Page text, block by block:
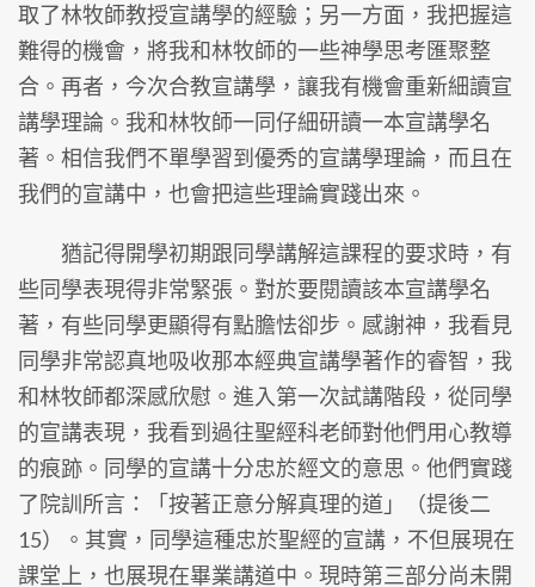
取了林牧師教授宣講學的經驗；另一方面，我把握這
難得的機會，將我和林牧師的一些神學思考匯聚整
合。再者，今次合教宣講學，讓我有機會重新細讀宣
講學理論。我和林牧師一同仔細研讀一本宣講學名
著。相信我們不單學習到優秀的宣講學理論，而且在
我們的宣講中，也會把這些理論實踐出來。
猶記得開學初期跟同學講解這課程的要求時，有
些同學表現得非常緊張。對於要閱讀該本宣講學名
著，有些同學更顯得有點膽怯卻步。感謝神，我看見
同學非常認真地吸收那本經典宣講學著作的睿智，我
和林牧師都深感欣慰。進入第一次試講階段，從同學
的宣講表現，我看到過往聖經科老師對他們用心教導
的痕跡。同學的宣講十分忠於經文的意思。他們實踐
了院訓所言：「按著正意分解真理的道」（提後二
15）。其實，同學這種忠於聖經的宣講，不但展現在
課堂上，也展現在畢業講道中。現時第三部分尚未開